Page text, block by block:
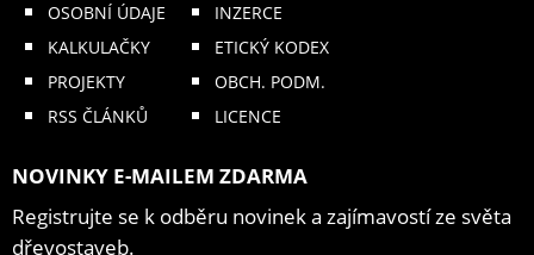
OSOBNÍ ÚDAJE
KALKULAČKY
PROJEKTY
RSS ČLÁNKŮ
INZERCE
ETICKÝ KODEX
OBCH. PODM.
LICENCE
NOVINKY E-MAILEM ZDARMA
Registrujte se k odběru novinek a zajímavostí ze světa
dřevostaveb.